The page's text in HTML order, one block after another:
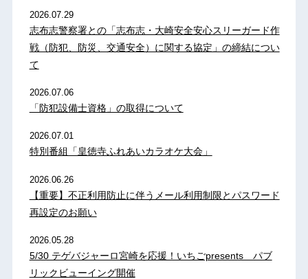
2026.07.29
志布志警察署との「志布志・大崎安全安心スリーガード作
戦（防犯、防災、交通安全）に関する協定」の締結につい
て
2026.07.06
「防犯設備士資格」の取得について
2026.07.01
特別番組「皇徳寺ふれあいカラオケ大会」
2026.06.26
【重要】不正利用防止に伴うメール利用制限とパスワード
再設定のお願い
2026.05.28
5/30 テゲバジャーロ宮崎を応援！いちごpresents パブ
リックビューイング開催